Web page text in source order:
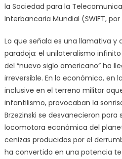
la Sociedad para la
Interbancaria Mundial (SWIFT,
Lo que señala es una llamativa y
paradoja: el unilateralismo
del “nuevo siglo americano” ha
irreversible. En lo económico, en
inclusive en el terreno militar
infantilismo, provocaban la
Brzezinski se desvanecieron para
locomotora económica del
cenizas producidas por el
ha convertido en una potencia